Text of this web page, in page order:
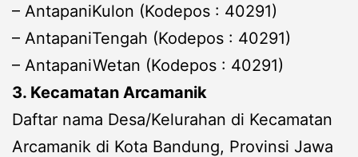
– AntapaniKulon (Kodepos : 40291)
– AntapaniTengah (Kodepos : 40291)
– AntapaniWetan (Kodepos : 40291)
3. Kecamatan Arcamanik
Daftar nama Desa/Kelurahan di Kecamatan
Arcamanik di Kota Bandung, Provinsi Jawa